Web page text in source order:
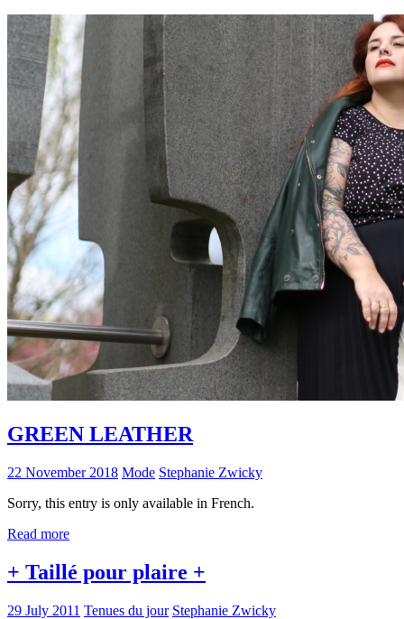
GREEN LEATHER
22 November 2018 Mode Stephanie Zwicky
Sorry, this entry is only available in French.
Read more
+ Taillé pour plaire +
29 July 2011 Tenues du jour Stephanie Zwicky